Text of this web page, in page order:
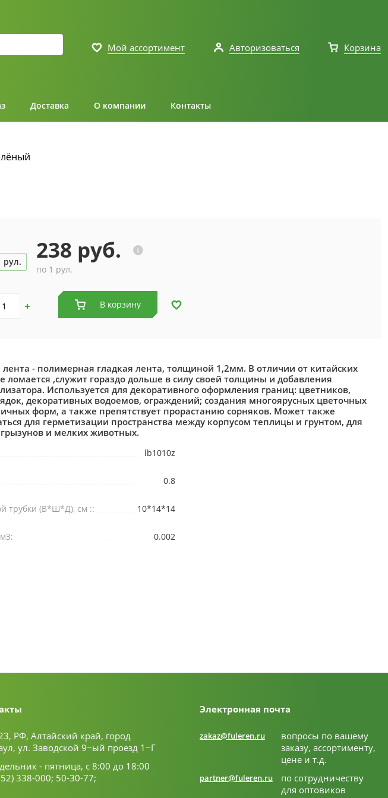
Мой ассортимент Авторизоваться Корзина
Доставка О компании Контакты
рул. 238 руб.
по 1 рул.
В корзину
- полимерная гладкая лента, толщиной 1,2мм. В отличии от китайских
ломается ,служит гораздо дольше в силу своей толщины и добавления
Используется для декоративного оформления границ: цветников,
декоративных водоемов, ограждений; создания многоярусных цветочных
форм, а также препятствует прорастанию сорняков. Может также
для герметизации пространства между корпусом теплицы и грунтом, для
и мелких животных.
lb1010z
0.8
трубки (В*Ш*Д), см :: 10*14*14
0.002
РФ, Алтайский край, город
ул. Заводской 9−ый проезд 1−Г
- пятница, с 8:00 до 18:00
338-000; 50-30-77;
Электронная почта
zakaz@fuleren.ru
вопросы по вашему
заказу, ассортименту,
цене и т.д.
partner@fuleren.ru
по сотрудничеству
для оптовиков